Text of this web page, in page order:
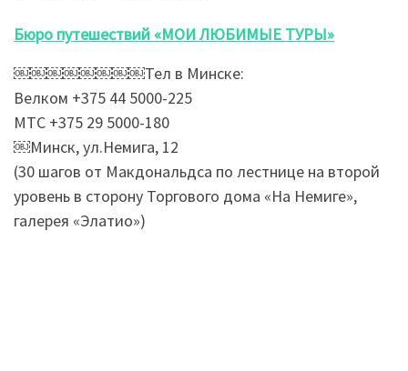
Бюро путешествий «МОИ ЛЮБИМЫЕ ТУРЫ»
￼￼￼￼￼￼￼￼Тел в Минске:
Велком +375 44 5000-225
МТС +375 29 5000-180
￼Минск, ул.Немига, 12
(30 шагов от Макдональдса по лестнице на второй
уровень в сторону Торгового дома «На Немиге»,
галерея «Элатио»)